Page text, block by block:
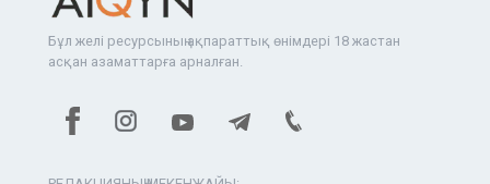
Бұл желі ресурсының ақпараттық өнімдері 18 жастан
асқан азаматтарға арналған.